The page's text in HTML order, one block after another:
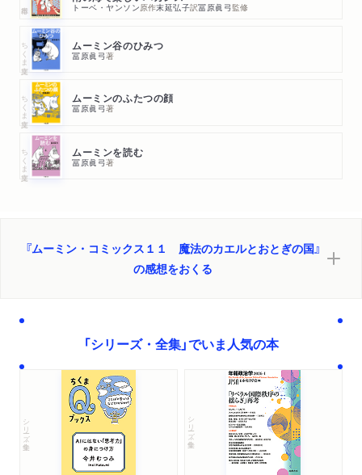
トーベ・ヤンソン原作末延弘子訳冨原眞弓監修
ちくま文庫 ムーミン谷のひみつ
冨原眞弓著
ちくま文庫 ムーミンのふたつの顔
冨原眞弓著
ちくま文庫 ムーミンを読む
冨原眞弓著
『ムーミン・コミックス１１ 魔法のカエルとおとぎの国』
の感想をおくる
「シリーズ・全集」でいま人気の本
シリーズ・全集 シリーズ・全集